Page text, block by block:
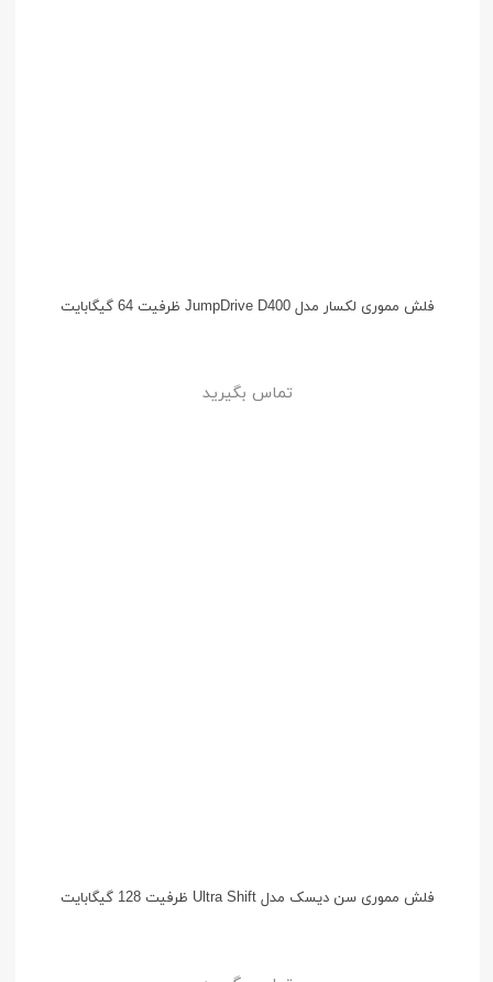
فلش مموری لکسار مدل JumpDrive D400 ظرفیت 64 گیگابایت
تماس بگیرید
فلش مموری سن دیسک مدل Ultra Shift ظرفیت 128 گیگابایت